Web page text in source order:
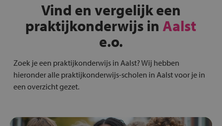
Vind en vergelijk een
praktijkonderwijs inAalst
e.o.
Zoek je een praktijkonderwijs in Aalst? Wij hebben
hieronder alle praktijkonderwijs-scholen in Aalst voor je in
een overzicht gezet.